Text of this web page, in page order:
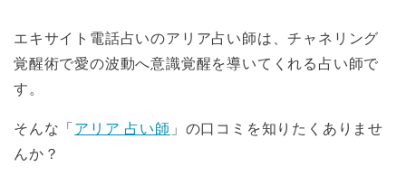
エキサイト電話占いのアリア占い師は、チャネリング
覚醒術で愛の波動へ意識覚醒を導いてくれる占い師で
す。
そんな「 アリア 占い師 」の口コミを知りたくありませ
んか？